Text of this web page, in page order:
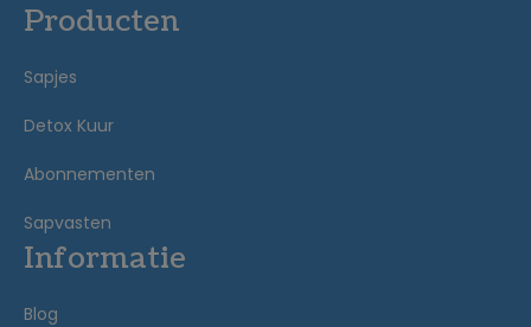
Producten
Sapjes
Detox Kuur
Abonnementen
Sapvasten
Informatie
Blog